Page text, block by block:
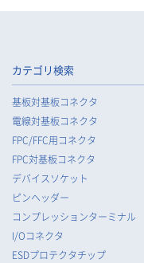
られるよう、必要か
様等の個人データの
督を行います。
当社は、法令で例外
等の個人データをあ
三者に提供することは
当社は、法令で不要
ータを提供したとき
認・記録義務を適正に
カテゴリ検索
基板対基板コネクタ
電線対基板コネクタ
FPC/FFC用コネクタ
FPC対基板コネクタ
デバイスソケット
ピンヘッダー
コンプレッションターミナル
I/Oコネクタ
ESDプロテクタチップ